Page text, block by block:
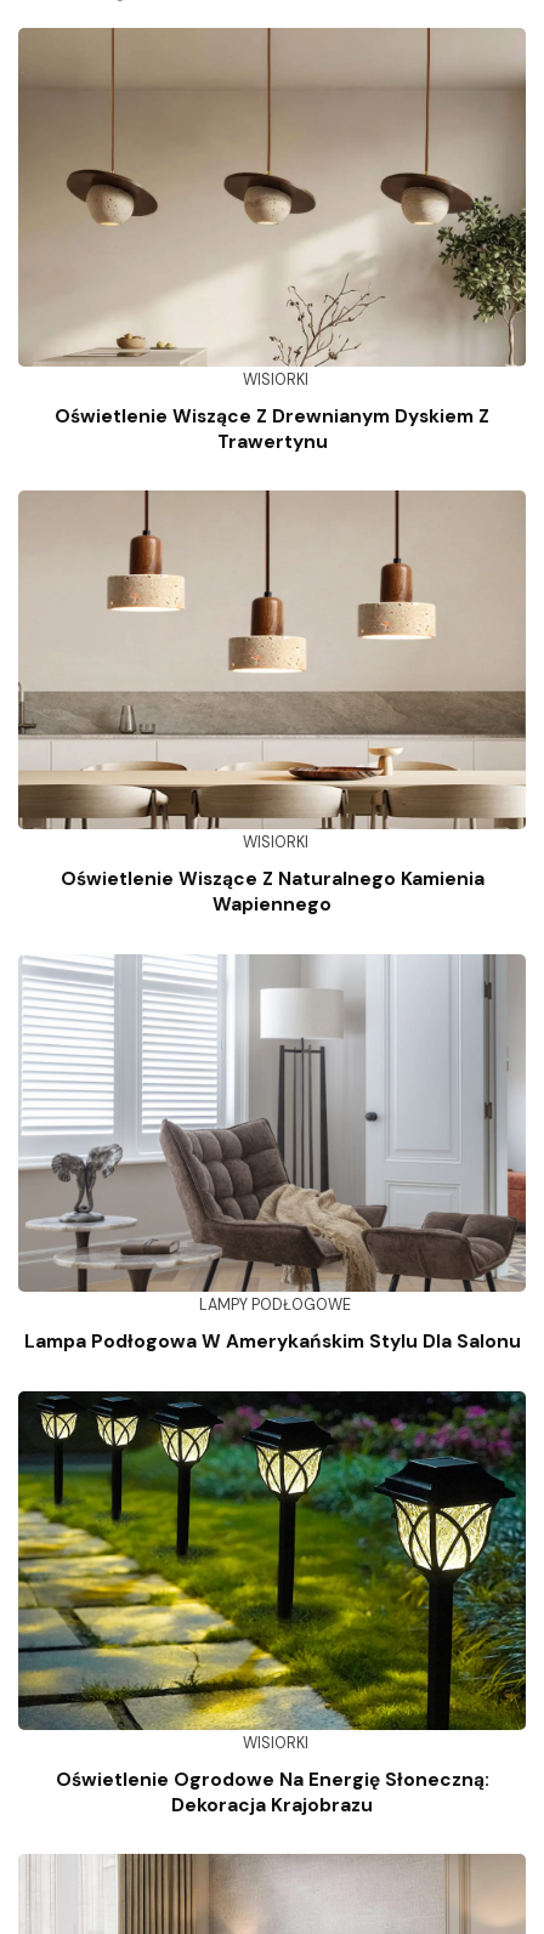
WISIORKI
Oświetlenie Wiszące Z Drewnianym Dyskiem Z
Trawertynu
WISIORKI
Oświetlenie Wiszące Z Naturalnego Kamienia
Wapiennego
LAMPY PODŁOGOWE
Lampa Podłogowa W Amerykańskim Stylu Dla Salonu
WISIORKI
Oświetlenie Ogrodowe Na Energię Słoneczną:
Dekoracja Krajobrazu